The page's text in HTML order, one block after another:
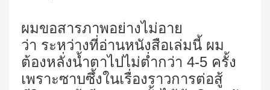
ผมขอสารภาพอย่างไม่อาย
ว่า ระหว่างที่อ่านหนังสือเล่มนี้ ผม
ต้องหลั่งน้ำตาไปไม่ต่ำกว่า 4-5 ครั้ง
เพราะซาบซึ้งในเรื่องราวการต่อสู้